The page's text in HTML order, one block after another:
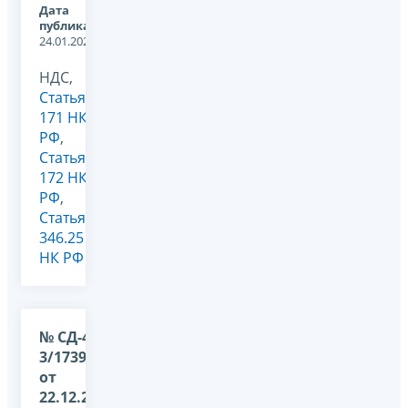
Дата
публикации:
24.01.2023
НДС,
Статья
171 НК
РФ,
Статья
172 НК
РФ,
Статья
346.25
НК РФ
№ СД-4-
3/17394@
от
22.12.2022